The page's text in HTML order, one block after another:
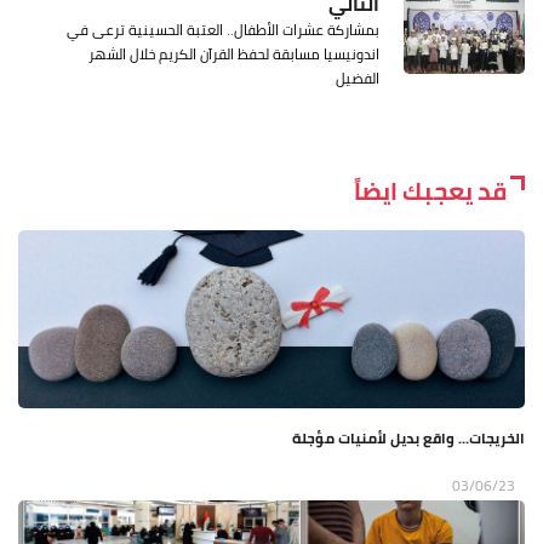
بمشاركة عشرات الأطفال.. العتبة الحسينية ترعى في
اندونيسيا مسابقة لحفظ القرآن الكريم خلال الشهر
الفضيل
قد يعجبك ايضاً
الخريجات... واقع بديل لأمنيات مؤجلة
03/06/23